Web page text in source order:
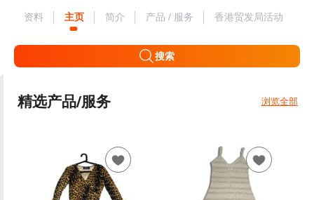
资料 主页 简介 产品 / 服务 香港贸发局活动
搜索
精选产品/服务 浏览全部